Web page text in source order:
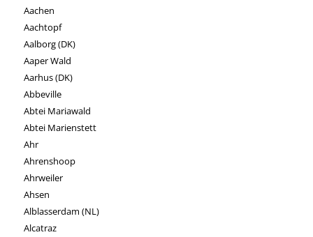
Aachen
Aachtopf
Aalborg (DK)
Aaper Wald
Aarhus (DK)
Abbeville
Abtei Mariawald
Abtei Marienstett
Ahr
Ahrenshoop
Ahrweiler
Ahsen
Alblasserdam (NL)
Alcatraz